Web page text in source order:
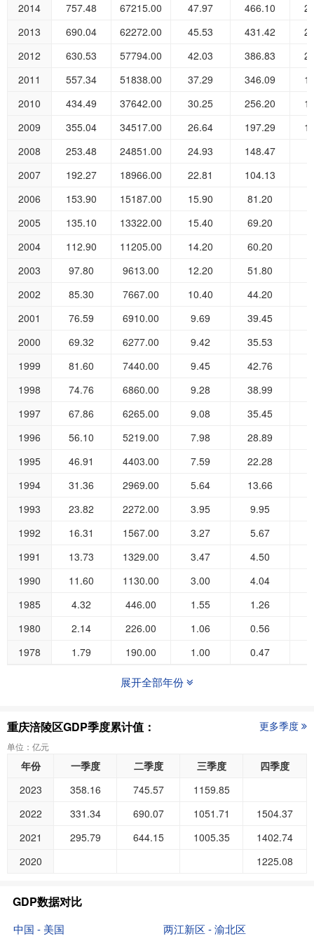
2014
757.48 67215.00 47.97 466.10
2013
690.04 62272.00 45.53 431.42
2012
630.53 57794.00 42.03 386.83
2011
557.34 51838.00 37.29 346.09
2010
434.49 37642.00 30.25 256.20
2009
355.04 34517.00 26.64 197.29
2008
253.48 24851.00 24.93 148.47
2007
192.27 18966.00 22.81 104.13
2006
153.90 15187.00 15.90 81.20
2005
135.10 13322.00 15.40 69.20
2004
112.90 11205.00 14.20 60.20
2003
97.80 9613.00 12.20 51.80
2002
85.30 7667.00 10.40 44.20
2001
76.59 6910.00 9.69 39.45
2000
69.32 6277.00 9.42 35.53
1999
81.60 7440.00 9.45 42.76
1998
74.76 6860.00 9.28 38.99
1997
67.86 6265.00 9.08 35.45
1996
56.10 5219.00 7.98 28.89
1995
46.91 4403.00 7.59 22.28
1994
31.36 2969.00 5.64 13.66
1993
23.82 2272.00 3.95 9.95
1992
16.31 1567.00 3.27 5.67
1991
13.73 1329.00 3.47 4.50
1990
11.60 1130.00 3.00 4.04
1985
4.32 446.00 1.55 1.26
1980
2.14 226.00 1.06 0.56
1978
1.79 190.00 1.00 0.47
展开全部年份
重庆涪陵区GDP季度累计值： 更多季度
单位：亿元
年份 一季度 二季度 三季度
四季度
2023
358.16 745.57
1159.85
2022
331.34 690.07 1051.71
1504.37
2021
295.79 644.15 1005.35
1402.74
2020
1225.08
GDP数据对比
中国 - 美国 两江新区 - 渝北区